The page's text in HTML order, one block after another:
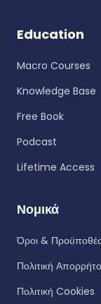
Education
Macro Courses
Knowledge Base
Free Book
Podcast
Lifetime Access
Νομικά
Όροι &
Πολιτική
Πολιτική Cookies